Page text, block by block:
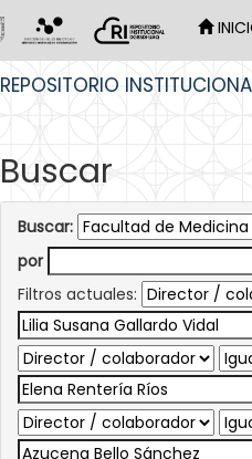
REPOSITORIO
Buscar
Buscar:
por
Filtros actuales: